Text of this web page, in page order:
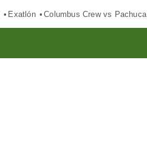
Exatlón Columbus Crew vs Pachuca